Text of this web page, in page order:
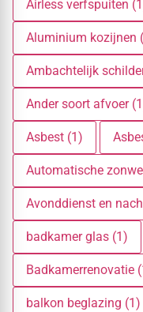
Airless verfspuiten
Aluminium kozijnen
Ambachtelijk
Ander soort afvoer
Asbest (1)
Automatische
Avonddienst en
badkamer glas (1)
Badkamerrenovatie
balkon beglazing (1)